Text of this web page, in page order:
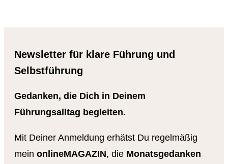
Newsletter für klare Führung und
Selbstführung
Gedanken, die Dich in Deinem
Führungsalltag begleiten.
Mit Deiner Anmeldung erhätst Du regelmäßig
mein onlineMAGAZIN, die Monatsgedanken